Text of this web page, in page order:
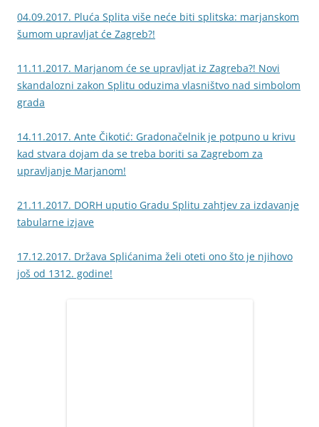
04.09.2017. Pluća Splita više neće biti splitska: marjanskom
šumom upravljat će Zagreb?!
11.11.2017. Marjanom će se upravljat iz Zagreba?! Novi
skandalozni zakon Splitu oduzima vlasništvo nad simbolom
grada
14.11.2017. Ante Čikotić: Gradonačelnik je potpuno u krivu
kad stvara dojam da se treba boriti sa Zagrebom za
upravljanje Marjanom!
21.11.2017. DORH uputio Gradu Splitu zahtjev za izdavanje
tabularne izjave
17.12.2017. Država Splićanima želi oteti ono što je njihovo
još od 1312. godine!